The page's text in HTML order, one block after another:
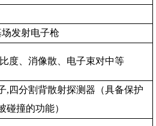
场发射电子枪
度、消像散、电子束对中等
, 四分割背散射探测器（具备保护
碰撞的功能）